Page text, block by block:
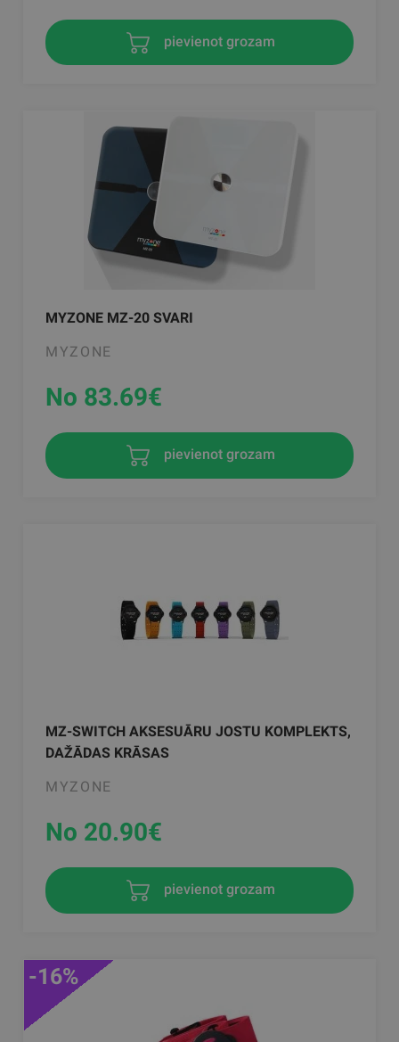
pievienot grozam
MYZONE MZ-20 SVARI
MYZONE
No 83.69€
pievienot grozam
MZ-SWITCH AKSESUĀRU JOSTU KOMPLEKTS,
DAŽĀDAS KRĀSAS
MYZONE
No 20.90€
pievienot grozam
-16%